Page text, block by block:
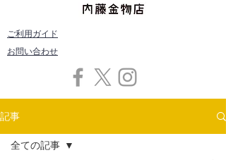
ご利用ガイド
お問い合わせ
記事
全ての記事